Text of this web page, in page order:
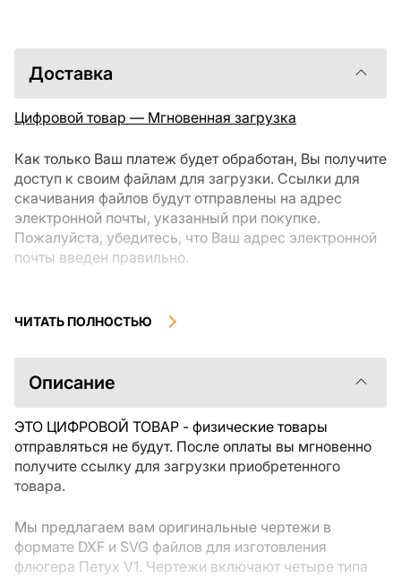
Доставка
Цифровой товар — Мгновенная загрузка
Как только Ваш платеж будет обработан, Вы получите
доступ к своим файлам для загрузки. Ссылки для
скачивания файлов будут отправлены на адрес
электронной почты, указанный при покупке.
Пожалуйста, убедитесь, что Ваш адрес электронной
почты введен правильно.
загрузки, не подлежат возврату или обмену после их
ознакомиться с описанием товара и задать все
интересующие Вас вопросы перед покупкой. Если у
свяжитесь с продавцом напрямую.
ЧИТАТЬ ПОЛНОСТЬЮ
Описание
ЭТО ЦИФРОВОЙ ТОВАР - физические товары
отправляться не будут. После оплаты вы мгновенно
получите ссылку для загрузки приобретенного
товара.
Мы предлагаем вам оригинальные чертежи в
формате DXF и SVG файлов для изготовления
флюгера Петух V1. Чертежи включают четыре типа